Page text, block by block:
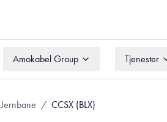
Amokabel Group Tjenester
Jernbane / CCSX (BLX)